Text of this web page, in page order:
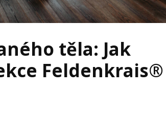
těla: Jak
Feldenkrais®